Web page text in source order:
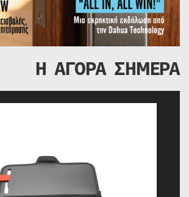
Η ΑΓΟΡΑ ΣΗΜΕΡΑ